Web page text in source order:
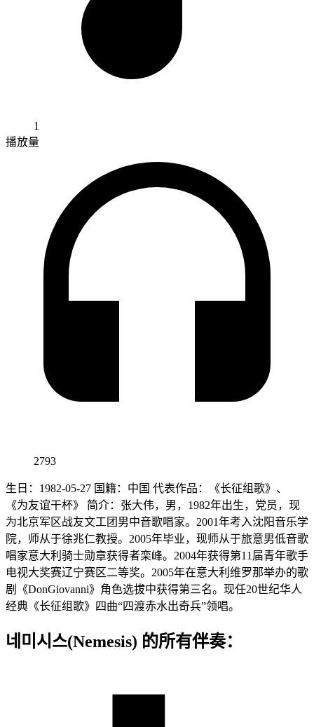
1
播放量
2793
生日：1982-05-27 国籍：中国 代表作品：《长征组歌》、
《为友谊干杯》 简介：张大伟，男，1982年出生，党员，现
为北京军区战友文工团男中音歌唱家。2001年考入沈阳音乐学
院，师从于徐兆仁教授。2005年毕业，现师从于旅意男低音歌
唱家意大利骑士勋章获得者栾峰。2004年获得第11届青年歌手
电视大奖赛辽宁赛区二等奖。2005年在意大利维罗那举办的歌
剧《DonGiovanni》角色选拔中获得第三名。现任20世纪华人
经典《长征组歌》四曲“四渡赤水出奇兵”领唱。
네미시스(Nemesis) 的所有伴奏：